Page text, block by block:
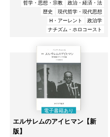
哲学・思想・宗教
政治・経済・法
歴史
現代哲学・現代思想
H・アーレント
政治学
ナチズム・ホロコースト
エルサレムのアイヒマン【新
版】